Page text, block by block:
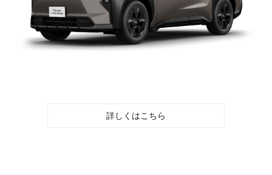
詳しくはこちら